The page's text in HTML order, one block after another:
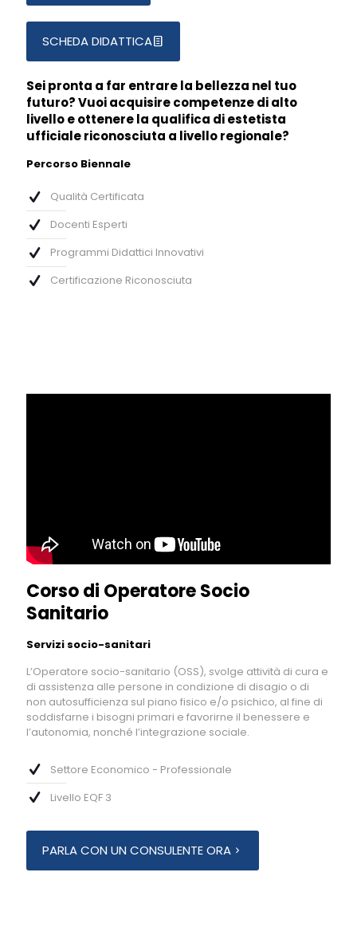
SCHEDA DIDATTICA
Sei pronta a far entrare la bellezza nel tuo
futuro? Vuoi acquisire competenze di alto
livello e ottenere la qualifica di estetista
ufficiale riconosciuta a livello regionale?
Percorso Biennale
Qualità Certificata
Docenti Esperti
Programmi Didattici Innovativi
Certificazione Riconosciuta
Corso di Operatore Socio
Sanitario
Servizi socio-sanitari
L’Operatore socio-sanitario (OSS), svolge attività di cura e
di assistenza alle persone in condizione di disagio o di
non autosufficienza sul piano fisico e/o psichico, al fine di
soddisfarne i bisogni primari e favorirne il benessere e
l’autonomia, nonché l’integrazione sociale.
Settore Economico - Professionale
Livello EQF 3
PARLA CON UN CONSULENTE ORA